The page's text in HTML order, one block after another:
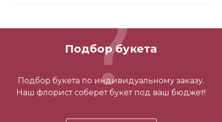
Подбор букета
Подбор букета по индивидуальному заказу.
Наш флорист соберет букет под ваш бюджет!